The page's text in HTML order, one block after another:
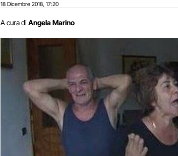
18 Dicembre 2018 17:20
A cura di Angela Marino